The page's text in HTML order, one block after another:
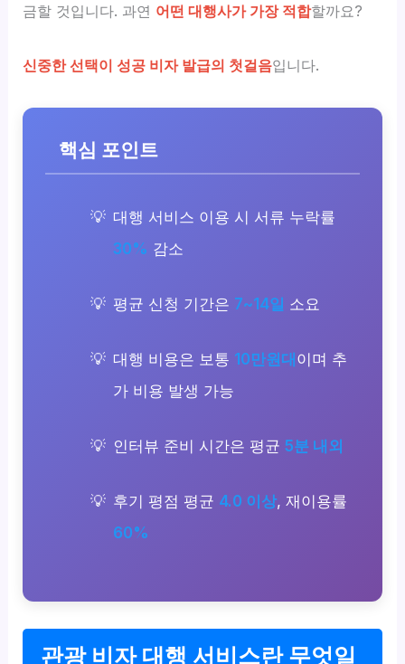
금할 것입니다. 과연 어떤 대행사가 가장 적합할까요?
신중한 선택이 성공 비자 발급의 첫걸음입니다.
핵심 포인트
대행 서비스 이용 시 서류 누락률
30% 감소
평균 신청 기간은 7~14일 소요
대행 비용은 보통 10만원대 이며 추
가 비용 발생 가능
인터뷰 준비 시간은 평균 5분 내외
후기 평점 평균 4.0 이상, 재이용률
60%
관광 비자 대행 서비스란 무엇일